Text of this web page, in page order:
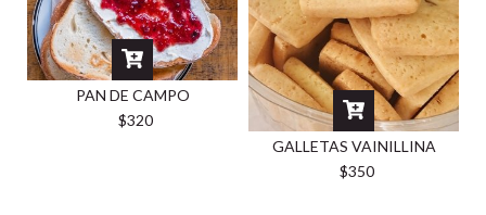
PAN DE CAMPO
$320
GALLETAS VAINILLINA
$350